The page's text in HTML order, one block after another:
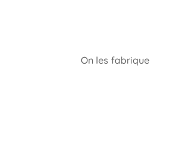
On les fabrique